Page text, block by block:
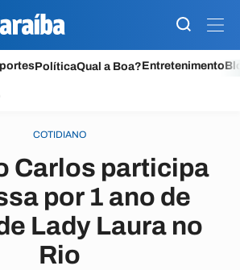
PolíticaQual a Boa?Entretenimento
COTIDIANO
Carlos participa
por 1 ano de
Lady Laura no
Rio